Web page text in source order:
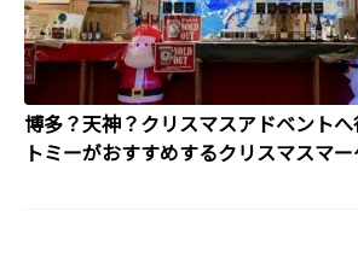
博多？天神？クリスマスアドベント
トミーがおすすめするクリスマスマ